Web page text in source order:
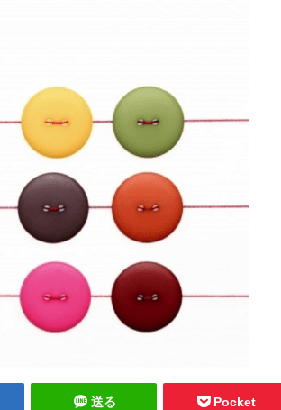
送る Pocket